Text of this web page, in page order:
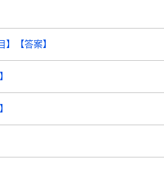
【答案】